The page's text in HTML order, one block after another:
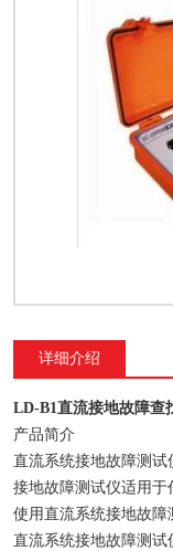
详细介绍
LD-B1直流接地故障查
产品简介
直流系统接地故障测
接地故障测试仪适用于
使用直流系统接地故
直流系统接地故障测试